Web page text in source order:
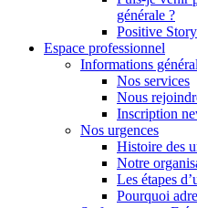
générale ?
Positive Story
Espace professionnel
Informations
Nos services
Nous
Inscription
Nos urgences
Histoire des
Notre
Les étapes
Pourquoi